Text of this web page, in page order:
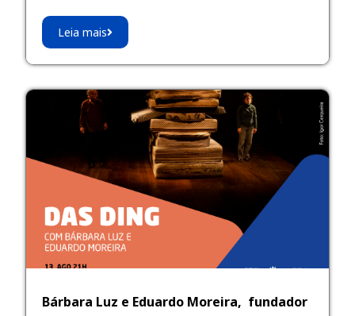
Leia mais
Bárbara Luz e Eduardo Moreira, fundador